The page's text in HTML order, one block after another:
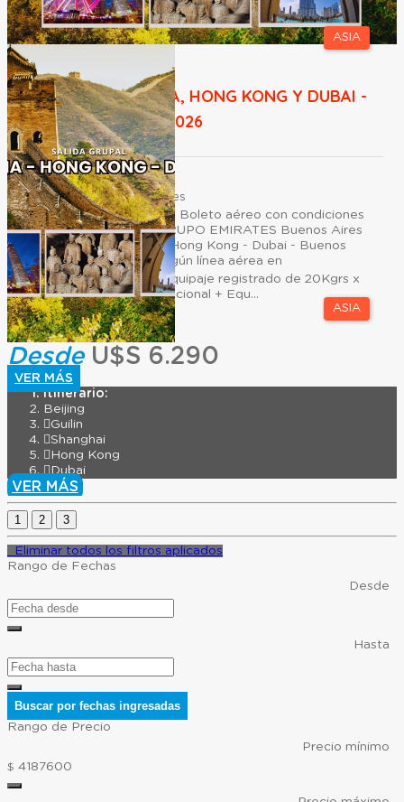
ASIA
ASIA
CHINA MILENARIA, HONG KONG Y DUBAI -
14 SEPTIEMBRE 2026
Duración:
19Días16Noches
EL VIAJE INCLUYE: - Boleto aéreo con condiciones
de BLOQUEO DE GRUPO EMIRATES Buenos Aires
x/- Dubai- Beijing // Hong Kong - Dubai - Buenos
Aires, con escalas según línea aérea en
cabinaeconómica Equipaje registrado de 20Kgrs x
persona vuelo internacional + Equ...
Desde U$S 6.290
VER MÁS
Itinerario:
Beijing
Guilin
Shanghai
Hong Kong
Dubai
VER MÁS
1 2 3
Eliminar todos los filtros aplicados
Rango de Fechas
Desde
Hasta
Buscar por fechas ingresadas
Rango de Precio
Precio mínimo
$ 4187600